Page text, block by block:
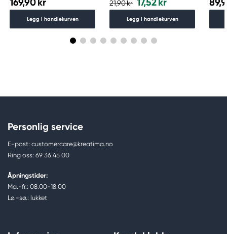
Legg i handlekurven
21,90 kr
Legg i handlekurven
Personlig service
E-post: customercare@kreatima.no
Ring oss: 69 36 45 00
Åpningstider:
Ma.-fr.: 08.00-18.00
Lø.-sø.: lukket